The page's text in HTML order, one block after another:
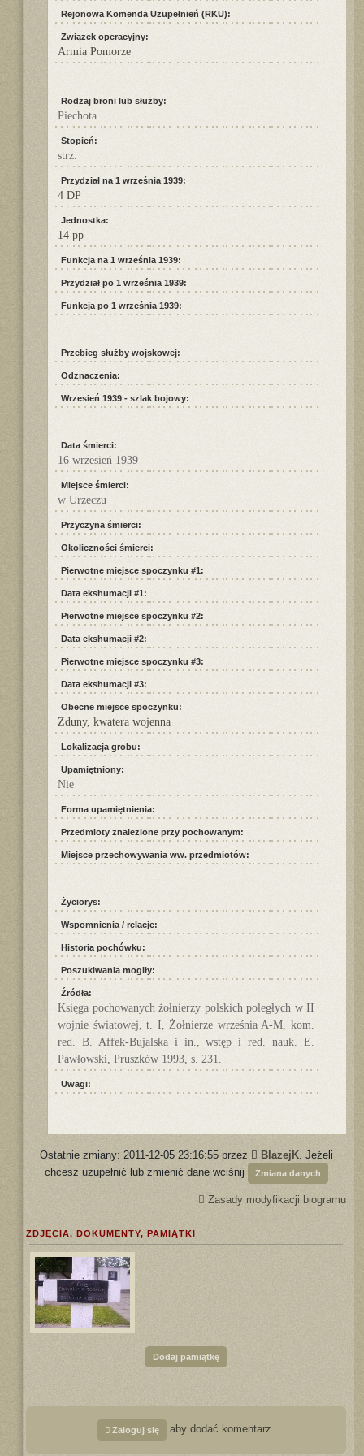
Rejonowa Komenda Uzupełnień (RKU):
Związek operacyjny:
Armia Pomorze
Rodzaj broni lub służby:
Piechota
Stopień:
strz.
Przydział na 1 września 1939:
4 DP
Jednostka:
14 pp
Funkcja na 1 września 1939:
Przydział po 1 września 1939:
Funkcja po 1 września 1939:
Przebieg służby wojskowej:
Odznaczenia:
Wrzesień 1939 - szlak bojowy:
Data śmierci:
16 wrzesień 1939
Miejsce śmierci:
w Urzeczu
Przyczyna śmierci:
Okoliczności śmierci:
Pierwotne miejsce spoczynku #1:
Data ekshumacji #1:
Pierwotne miejsce spoczynku #2:
Data ekshumacji #2:
Pierwotne miejsce spoczynku #3:
Data ekshumacji #3:
Obecne miejsce spoczynku:
Zduny, kwatera wojenna
Lokalizacja grobu:
Upamiętniony:
Nie
Forma upamiętnienia:
Przedmioty znalezione przy pochowanym:
Miejsce przechowywania ww. przedmiotów:
Życiorys:
Wspomnienia / relacje:
Historia pochówku:
Poszukiwania mogiły:
Źródła:
Księga pochowanych żołnierzy polskich poległych w II
wojnie światowej, t. I, Żołnierze września A-M, kom.
red. B. Affek-Bujalska i in., wstęp i red. nauk. E.
Pawłowski, Pruszków 1993, s. 231.
Uwagi:
Ostatnie zmiany: 2011-12-05 23:16:55 przez BlazejK. Jeżeli
chcesz uzupełnić lub zmienić dane wciśnij
Zmiana danych
Zasady modyfikacji biogramu
ZDJĘCIA, DOKUMENTY, PAMIĄTKI
Dodaj pamiątkę
Zaloguj się aby dodać komentarz.